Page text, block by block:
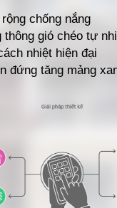
chống nắng
thông gió chéo tự
nhiệt hiện đại
đứng tăng mảng